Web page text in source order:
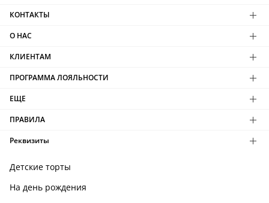
КОНТАКТЫ
О НАС
КЛИЕНТАМ
ПРОГРАММА ЛОЯЛЬНОСТИ
ЕЩЕ
ПРАВИЛА
Реквизиты
Детские торты
На день рождения